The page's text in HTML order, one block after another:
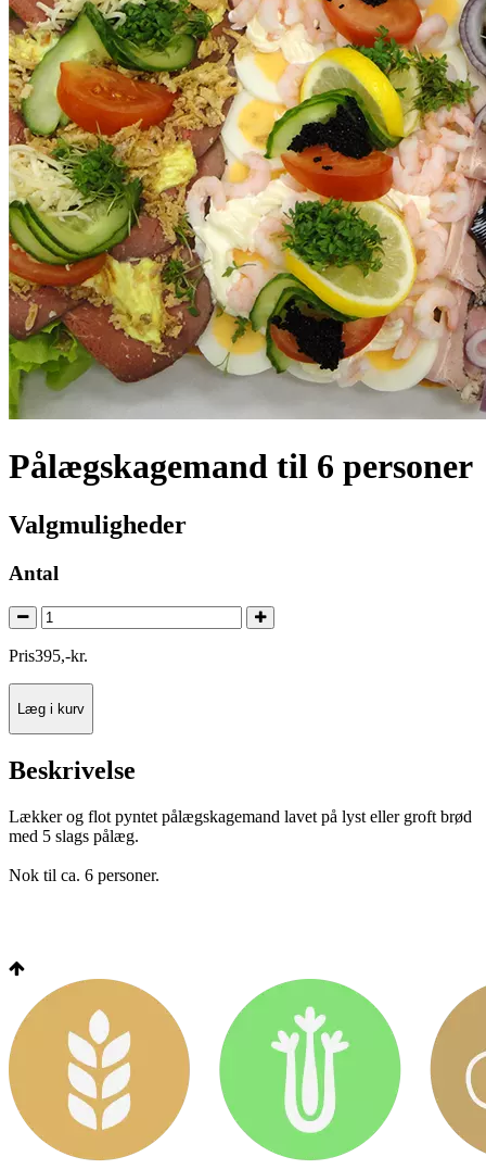
Pålægskagemand til 6 personer
Valgmuligheder
Antal
Pris395,-kr.
Læg i kurv
Beskrivelse
Lækker og flot pyntet pålægskagemand lavet på lyst eller groft brød
med 5 slags pålæg.
Nok til ca. 6 personer.